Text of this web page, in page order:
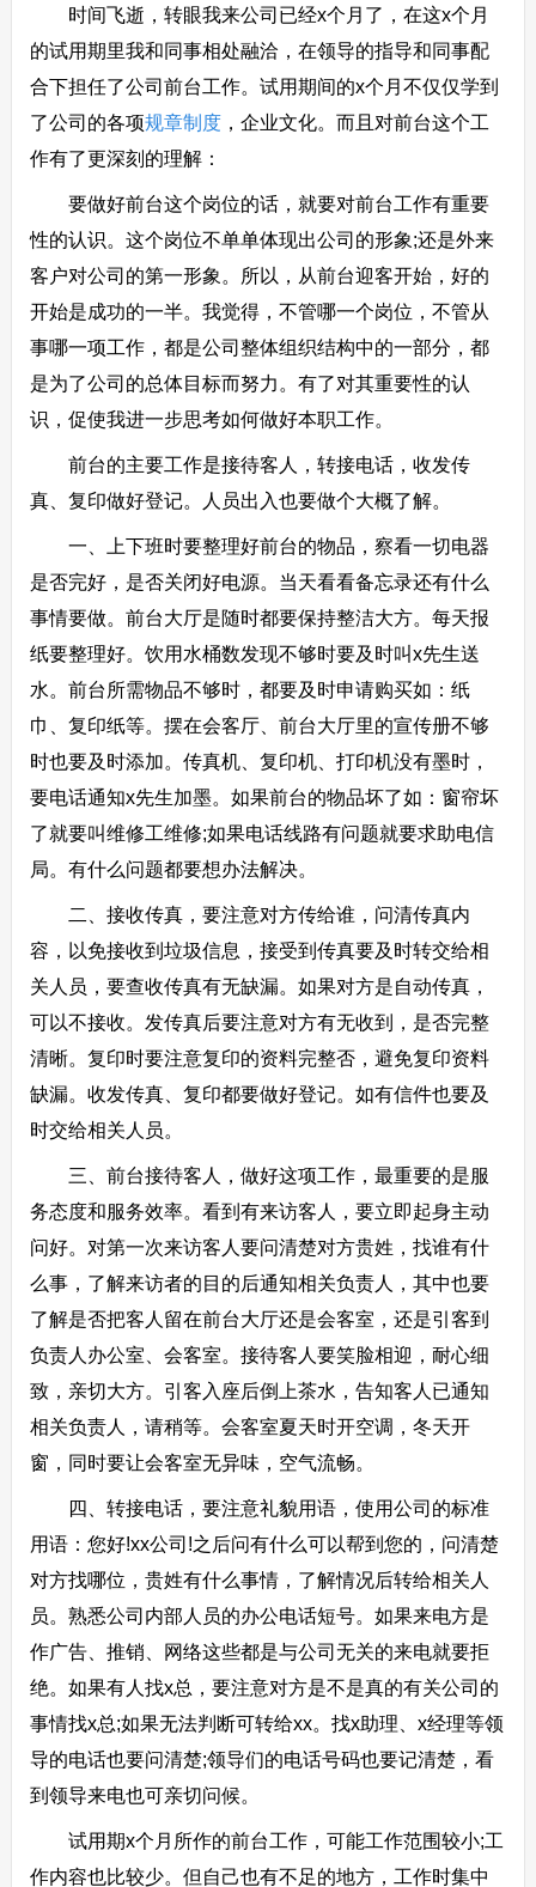
时间飞逝，转眼我来公司已经x个月了，在这x个月
的试用期里我和同事相处融洽，在领导的指导和同事配
合下担任了公司前台工作。试用期间的x个月不仅仅学到
了公司的各项规章制度，企业文化。而且对前台这个工
作有了更深刻的理解：
要做好前台这个岗位的话，就要对前台工作有重要
性的认识。这个岗位不单单体现出公司的形象;还是外来
客户对公司的第一形象。所以，从前台迎客开始，好的
开始是成功的一半。我觉得，不管哪一个岗位，不管从
事哪一项工作，都是公司整体组织结构中的一部分，都
是为了公司的总体目标而努力。有了对其重要性的认
识，促使我进一步思考如何做好本职工作。
前台的主要工作是接待客人，转接电话，收发传
真、复印做好登记。人员出入也要做个大概了解。
一、上下班时要整理好前台的物品，察看一切电器
是否完好，是否关闭好电源。当天看看备忘录还有什么
事情要做。前台大厅是随时都要保持整洁大方。每天报
纸要整理好。饮用水桶数发现不够时要及时叫x先生送
水。前台所需物品不够时，都要及时申请购买如：纸
巾、复印纸等。摆在会客厅、前台大厅里的宣传册不够
时也要及时添加。传真机、复印机、打印机没有墨时，
要电话通知x先生加墨。如果前台的物品坏了如：窗帘坏
了就要叫维修工维修;如果电话线路有问题就要求助电信
局。有什么问题都要想办法解决。
二、接收传真，要注意对方传给谁，问清传真内
容，以免接收到垃圾信息，接受到传真要及时转交给相
关人员，要查收传真有无缺漏。如果对方是自动传真，
可以不接收。发传真后要注意对方有无收到，是否完整
清晰。复印时要注意复印的资料完整否，避免复印资料
缺漏。收发传真、复印都要做好登记。如有信件也要及
时交给相关人员。
三、前台接待客人，做好这项工作，最重要的是服
务态度和服务效率。看到有来访客人，要立即起身主动
问好。对第一次来访客人要问清楚对方贵姓，找谁有什
么事，了解来访者的目的后通知相关负责人，其中也要
了解是否把客人留在前台大厅还是会客室，还是引客到
负责人办公室、会客室。接待客人要笑脸相迎，耐心细
致，亲切大方。引客入座后倒上茶水，告知客人已通知
相关负责人，请稍等。会客室夏天时开空调，冬天开
窗，同时要让会客室无异味，空气流畅。
四、转接电话，要注意礼貌用语，使用公司的标准
用语：您好!xx公司!之后问有什么可以帮到您的，问清楚
对方找哪位，贵姓有什么事情，了解情况后转给相关人
员。熟悉公司内部人员的办公电话短号。如果来电方是
作广告、推销、网络这些都是与公司无关的来电就要拒
绝。如果有人找x总，要注意对方是不是真的有关公司的
事情找x总;如果无法判断可转给xx。找x助理、x经理等领
导的电话也要问清楚;领导们的电话号码也要记清楚，看
到领导来电也可亲切问候。
试用期x个月所作的前台工作，可能工作范围较小;工
作内容也比较少。但自己也有不足的地方，工作时集中